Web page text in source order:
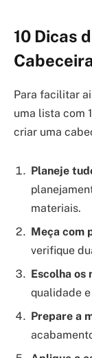
10 Dicas
Para facilitar
uma lista com
criar uma
Planeje
materiais.
Meça com
verifique
Escolha os
qualidade
Prepare a